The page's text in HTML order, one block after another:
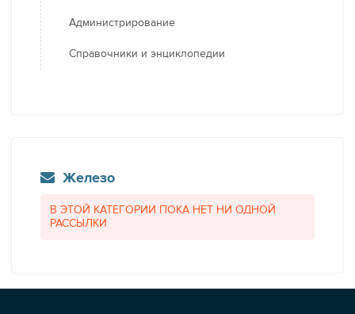
Администрирование
Справочники и энциклопедии
Железо
В ЭТОЙ КАТЕГОРИИ ПОКА НЕТ НИ ОДНОЙ
РАССЫЛКИ